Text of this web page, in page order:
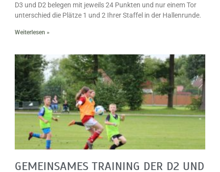
D3 und D2 belegen mit jeweils 24 Punkten und nur einem Tor
unterschied die Plätze 1 und 2 Ihrer Staffel in der Hallenrunde.
Weiterlesen »
GEMEINSAMES TRAINING DER D2 UND